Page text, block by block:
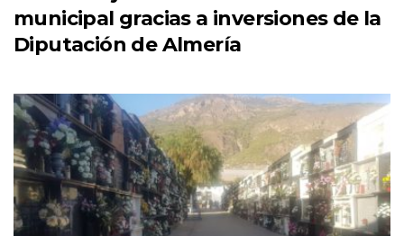
municipal gracias a inversiones de la
Diputación de Almería